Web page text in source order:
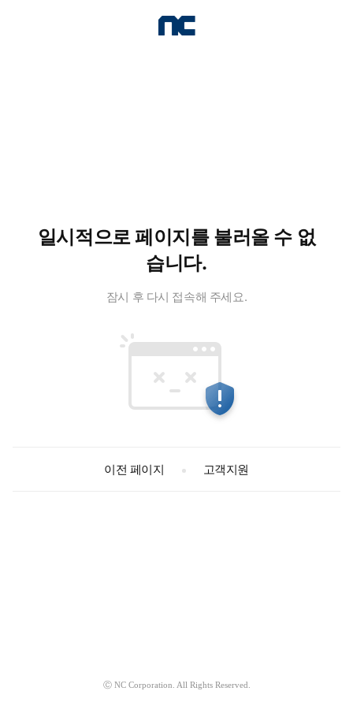
일시적으로 페이지를 불러올 수 없
습니다.
잠시 후 다시 접속해 주세요.
이전 페이지 고객지원
Ⓒ NC Corporation. All Rights Reserved.